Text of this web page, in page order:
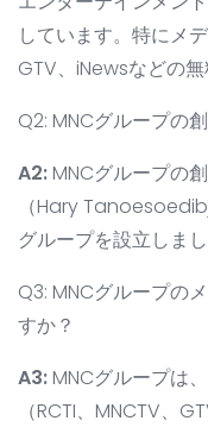
しています。特にメ
GTV、iNewsなどの無
Q2: MNCグループの
A2:MNCグループの
（Hary
グループを設立しまし
Q3: MNCグループの
すか？
A3:MNCグループは
（RCTI、MNCTV、